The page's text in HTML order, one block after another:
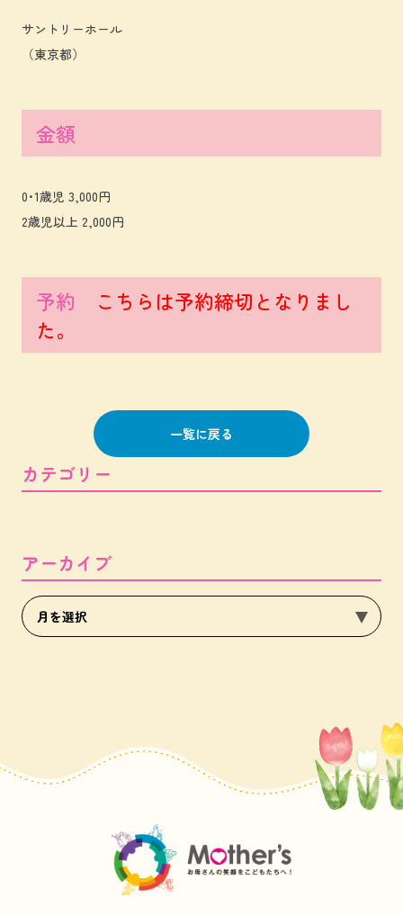
サントリーホール
（東京都）
金額
0･1歳児 3,000円
2歳児以上 2,000円
予約
こちらは予約締切となりまし
た。
一覧に戻る
カテゴリー
アーカイブ